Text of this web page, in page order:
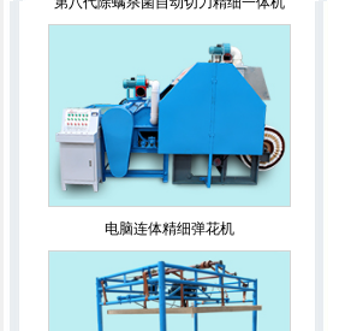
电脑连体精细弹花机